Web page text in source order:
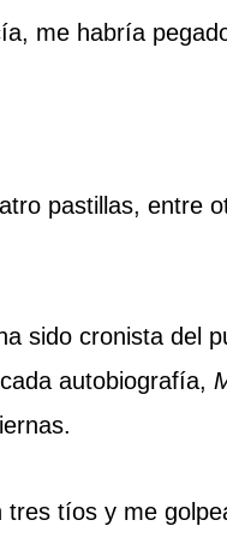
me habría
pastillas, entre
sido cronista del
autobiografía,
tíos y me